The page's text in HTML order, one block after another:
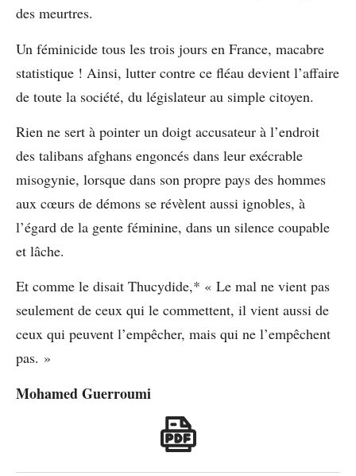
des meurtres.
Un féminicide tous les trois jours en France, macabre
statistique ! Ainsi, lutter contre ce fléau devient l’affaire
de toute la société, du législateur au simple citoyen.
Rien ne sert à pointer un doigt accusateur à l’endroit
des talibans afghans engoncés dans leur exécrable
misogynie, lorsque dans son propre pays des hommes
aux cœurs de démons se révèlent aussi ignobles, à
l’égard de la gente féminine, dans un silence coupable
et lâche.
Et comme le disait Thucydide,* « Le mal ne vient pas
seulement de ceux qui le commettent, il vient aussi de
ceux qui peuvent l’empêcher, mais qui ne l’empêchent
pas. »
Mohamed Guerroumi